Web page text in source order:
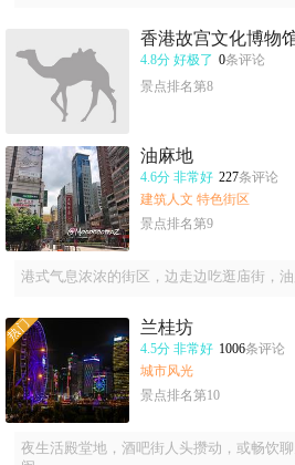
香港故宫文化博物
4.8分 好极了 0条评论
景点排名第8
油麻地
4.6分 非常好 227条评论
建筑人文 特色街区
景点排名第9
港式气息浓浓的街区，边走边吃逛庙街，油
兰桂坊
4.5分 非常好 1006条评论
城市风光
景点排名第10
夜生活殿堂地，酒吧街人头攒动，或畅饮